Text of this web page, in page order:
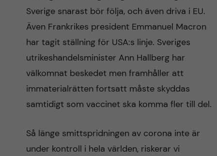
Sverige snarast bör följa, och även driva i EU.
Även Frankrikes president Emmanuel Macron
har tagit ställning för USA:s linje. Sveriges
utrikeshandelsminister Ann Hallberg har
välkomnat beskedet men framhåller att
immaterialrätten fortsatt måste skyddas
samtidigt som vaccinet ska komma fler till del.
Så länge smittspridningen av corona inte är
under kontroll i hela världen, riskerar vi